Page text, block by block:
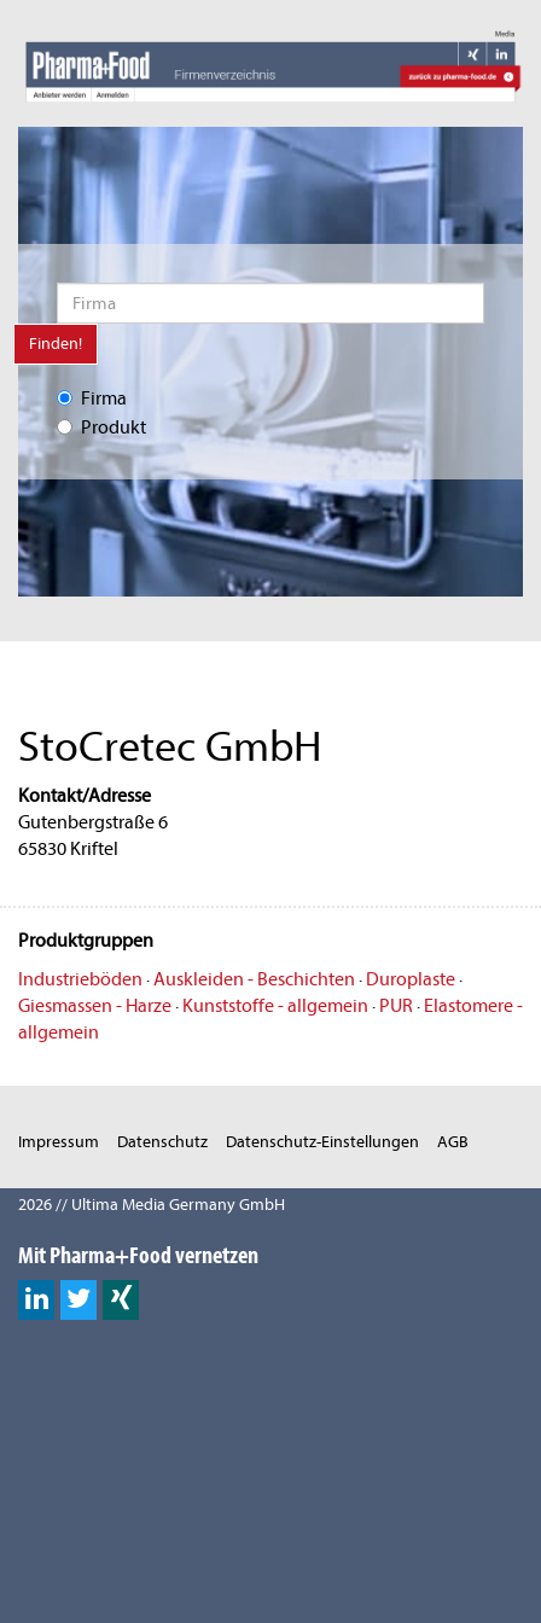
Finden!
Firma
Produkt
StoCretec GmbH
Kontakt/Adresse
Gutenbergstraße 6
65830 Kriftel
Produktgruppen
Industrieböden ·Auskleiden - Beschichten · Duroplaste·
Giesmassen - Harze· Kunststoffe - allgemein · PUR · Elastomere -
allgemein
Impressum Datenschutz Datenschutz-Einstellungen AGB
2026 // Ultima Media Germany GmbH
Mit Pharma+Food vernetzen